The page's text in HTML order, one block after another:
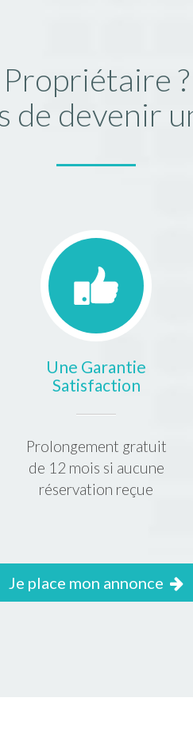
Propriétaire ?
de devenir
Une Garantie
Satisfaction
Prolongement gratuit
de 12 mois si aucune
réservation reçue
Je place mon annonce